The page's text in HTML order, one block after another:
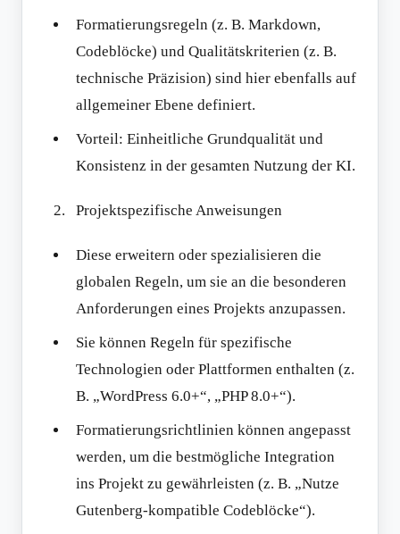
Formatierungsregeln (z. B. Markdown,
Codeblöcke) und Qualitätskriterien (z. B.
technische Präzision) sind hier ebenfalls auf
allgemeiner Ebene definiert.
Vorteil: Einheitliche Grundqualität und
Konsistenz in der gesamten Nutzung der KI.
Projektspezifische Anweisungen
Diese erweitern oder spezialisieren die
globalen Regeln, um sie an die besonderen
Anforderungen eines Projekts anzupassen.
Sie können Regeln für spezifische
Technologien oder Plattformen enthalten (z.
B. „WordPress 6.0+“, „PHP 8.0+“).
Formatierungsrichtlinien können angepasst
werden, um die bestmögliche Integration
ins Projekt zu gewährleisten (z. B. „Nutze
Gutenberg-kompatible Codeblöcke“).